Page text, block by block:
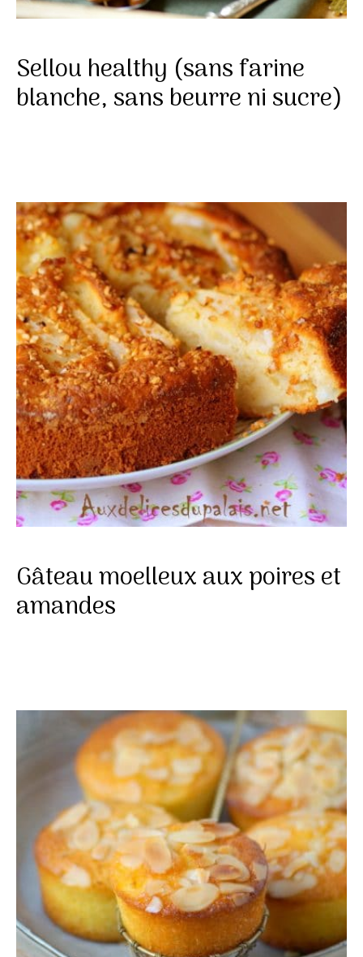
Sellou healthy (sans farine
blanche, sans beurre ni sucre)
Gâteau moelleux aux poires et
amandes